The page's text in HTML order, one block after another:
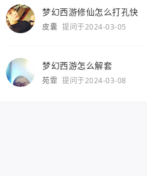
梦幻西游修仙怎么打孔快
皮囊 提问于2024-03-05
梦幻西游怎么解套
苑霏 提问于2024-03-08